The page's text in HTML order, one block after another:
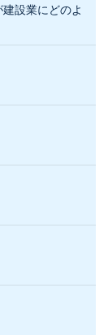
設業にどのよ